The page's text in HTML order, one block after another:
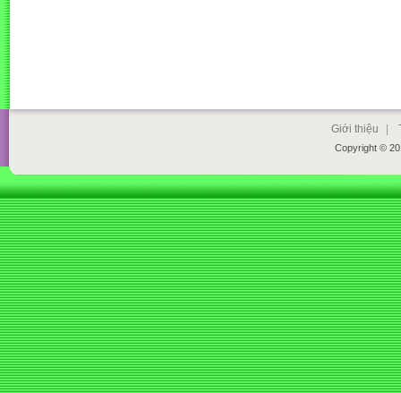
Giới thiệu |
Copyright ©